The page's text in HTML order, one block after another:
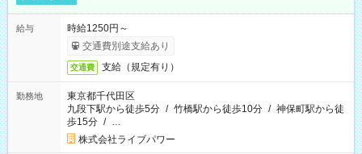
給与
時給1250円～
交通費別途支給あり
交通費 支給（規定有り）
勤務地
東京都千代田区
九段下駅から徒歩5分 / 竹橋駅から徒歩10分 / 神保町駅から徒
歩15分 / …
株式会社ライブパワー